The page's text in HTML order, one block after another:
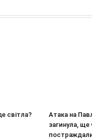
світла?
Атака на
загинула, ще